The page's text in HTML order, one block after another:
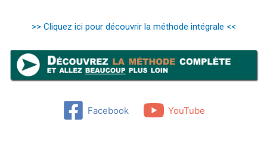
>> Cliquez ici pour découvrir la méthode intégrale <<
Facebook YouTube